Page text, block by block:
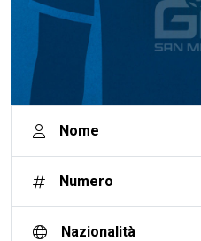
Nome
Numero
Nazionalità